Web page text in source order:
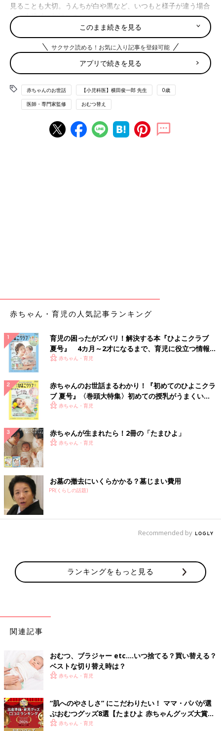
見ることも大切。うんちが白や黒など、いつもと様子が違う場合
は、小児科に相談しましょう。
紙おむつを替えるときに用意するもの
紙おむつを替える際に用意するものを紹介します。
●紙おむつ
紙おむつにはテープ型とパンツ型があり、赤ちゃんがねんねのこ
ろはテープ型、はいはいなど活発に動くようになったらパンツ型
が便利。サイズは新生児用からＳ～Ｌなどがあります。紙おむつ
は赤ちゃんの体形や成長などに合わせてサイズアップが必要で
紙おむつの替え方 男女別のコツ
必要なものがわかったところで、おむつの替え方を詳しく紹介し
ていきます。
１ 新しいおむつを下に敷く
いきなりおむつを開いてしまうと、赤ちゃんがおしっこをしてし
2 おしりをふいておむつを取る
をおなか側に倒しておしりを浮かせ、汚れたおむつを抜き取りま
す。男の子・女の子それぞれのふき方のコツは次のとおり。
おちんちんや陰囊（いんのう）の表と裏、両わき、肛門、おしり
全体をふきます。汚れがたまりやすい、しわや陰嚢のひだの間な
どもきれいに。
【女の子】
外陰部は前から後ろ（会陰から肛門）へふきます。逆にふいてし
まうと尿道口から細菌が入りやすくなるので注意。
このまま続きを見る
サクサク読める！お気に入り記事を登録可能
アプリで続きを見る
赤ちゃんのお世話 【小児科医】横田俊一郎 先生 0歳
医師・専門家監修 おむつ替え
赤ちゃん・育児の人気記事ランキング
育児の困ったがズバリ！解決する本『ひよこクラブ
夏号』 4カ月～2才になるまで、育児に役立つ情報が
いっぱい！
赤ちゃん・育児
赤ちゃんのお世話まるわかり！『初めてのひよこクラ
ブ 夏号』〈巻頭大特集〉初めての授乳がうまくい
く！ おっぱい・ミルクの基本と夏のトラブル 解決テ
赤ちゃん・育児
赤ちゃんが生まれたら！2冊の「たまひよ」
赤ちゃん・育児
お墓の撤去にいくらかかる？墓じまい費用
PR(くらしの話題)
Recommended by
ランキングをもっと見る
関連記事
おむつ、ブラジャー etc.…いつ捨てる？買い替える？
ベストな切り替え時は？
赤ちゃん・育児
“肌へのやさしさ” にこだわりたい！ ママ・パパが選
ぶおむつグッズ8選【たまひよ 赤ちゃんグッズ大賞
2026】
赤ちゃん・育児